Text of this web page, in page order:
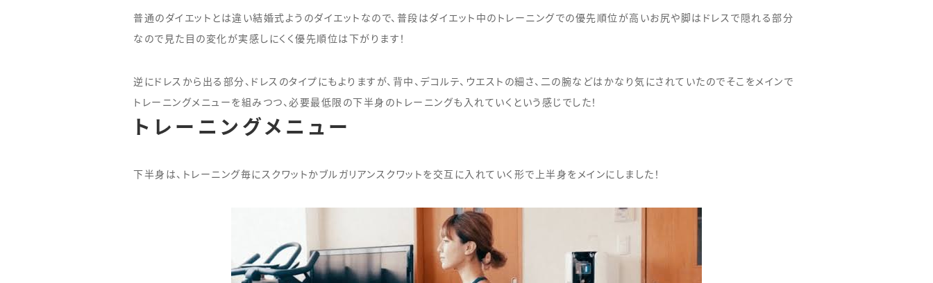
普通のダイエットとは違い結婚式ようのダイエットなので、普段はダイエット中のトレーニングでの優先順位が高いお尻や脚はドレスで隠れる部分
なので見た目の変化が実感しにくく優先順位は下がります！
逆にドレスから出る部分、ドレスのタイプにもよりますが、背中、デコルテ、ウエストの細さ、二の腕などはかなり気にされていたのでそこをメインで
トレーニングメニューを組みつつ、必要最低限の下半身のトレーニングも入れていくという感じでした！
トレーニングメニュー
下半身は、トレーニング毎にスクワットかブルガリアンスクワットを交互に入れていく形で上半身をメインにしました！